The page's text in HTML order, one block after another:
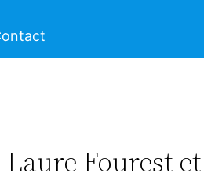
Laure Fourest